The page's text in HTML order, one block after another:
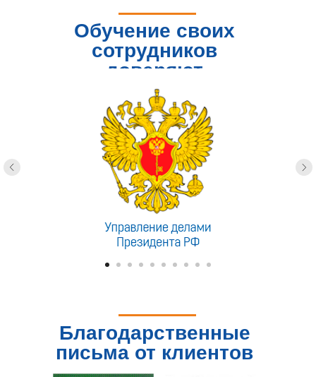
Обучение своих
сотрудников
доверяют
Благодарственные
письма от клиентов